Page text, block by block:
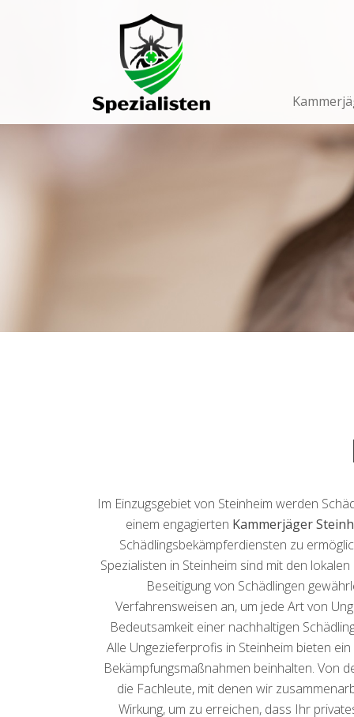
Navigation
Im Einzugsgebiet von Steinheim werden
einem engagierten Kammerjäger
Schädlingsbekämpferdiensten zu
Spezialisten in Steinheim sind mit den
Beseitigung von Schädlingen
Verfahrensweisen an, um jede Art von
Bedeutsamkeit einer nachhaltigen
Alle Ungezieferprofis in Steinheim bieten
Bekämpfungsmaßnahmen beinhalten. Von
die Fachleute, mit denen wir
Wirkung, um zu erreichen, dass Ihr